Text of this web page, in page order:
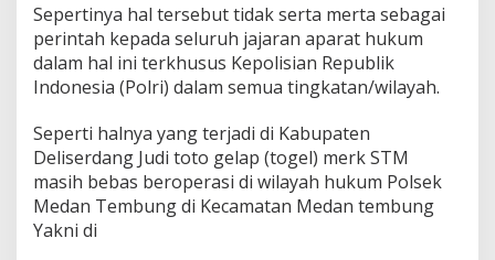
b
u
r
d
i
e
d
n
T
Sepertinya hal tersebut tidak serta merta sebagai
perintah kepada seluruh jajaran aparat hukum
dalam hal ini terkhusus Kepolisian Republik
Indonesia (Polri) dalam semua tingkatan/wilayah.
Seperti halnya yang terjadi di Kabupaten
Deliserdang Judi toto gelap (togel) merk STM
masih bebas beroperasi di wilayah hukum Polsek
Medan Tembung di Kecamatan Medan tembung
Yakni di